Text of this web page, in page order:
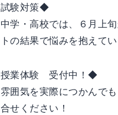
験対策◆
学・高校では、６月上
の結果で悩みを抱えて
業体験 受付中！◆
囲気を実際につかんで
せください！